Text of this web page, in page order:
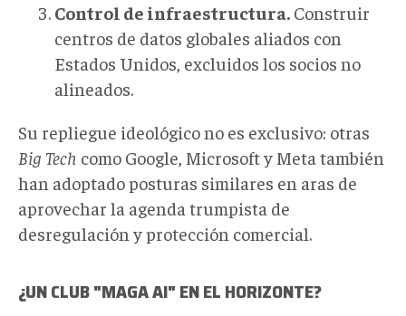
Control de infraestructura. Construir
centros de datos globales aliados con
Estados Unidos, excluidos los socios no
alineados.
Su repliegue ideológico no es exclusivo: otras
Big Tech como Google, Microsoft y Meta también
han adoptado posturas similares en aras de
aprovechar la agenda trumpista de
desregulación y protección comercial.
¿UN CLUB "MAGA AI" EN EL HORIZONTE?